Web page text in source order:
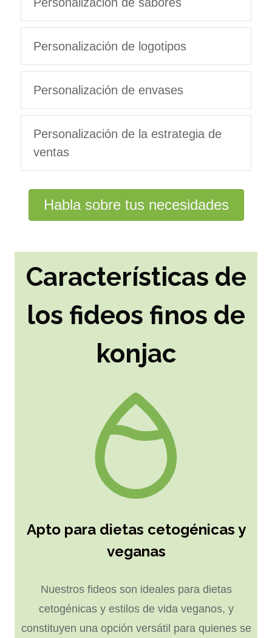
Personalización de logotipos
Personalización de envases
Personalización de la estrategia de
ventas
Habla sobre tus necesidades
Características de
los fideos finos de
konjac
Apto para dietas cetogénicas y
veganas
Nuestros fideos son ideales para dietas
cetogénicas y estilos de vida veganos, y
constituyen una opción versátil para quienes se